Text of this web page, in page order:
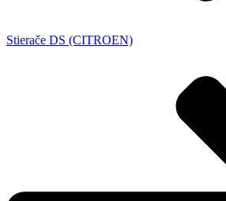
Stierače DS (CITROEN)